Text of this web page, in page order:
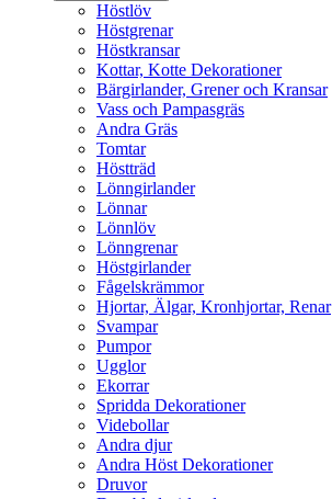
Höstlöv
Höstgrenar
Höstkransar
Kottar, Kotte Dekorationer
Bärgirlander, Grener och Kransar
Vass och Pampasgräs
Andra Gräs
Tomtar
Höstträd
Lönngirlander
Lönnar
Lönnlöv
Lönngrenar
Höstgirlander
Fågelskrämmor
Hjortar, Älgar, Kronhjortar, Renar
Svampar
Pumpor
Ugglor
Ekorrar
Spridda Dekorationer
Videbollar
Andra djur
Andra Höst Dekorationer
Druvor